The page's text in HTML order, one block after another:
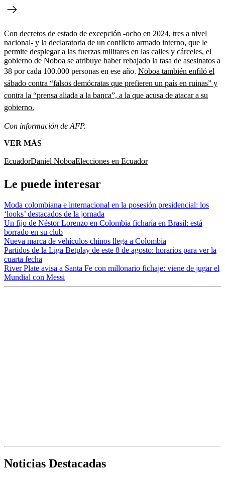
Con decretos de estado de excepción -ocho en 2024, tres a nivel
nacional- y la declaratoria de un conflicto armado interno, que le
permite desplegar a las fuerzas militares en las calles y cárceles, el
gobierno de Noboa se atribuye haber rebajado la tasa de asesinatos a
38 por cada 100.000 personas en ese año. Noboa también enfiló el
sábado contra “falsos demócratas que prefieren un país en ruinas” y
contra la “prensa aliada a la banca”, a la que acusa de atacar a su
gobierno.
Con información de AFP.
VER MÁS
EcuadorDaniel NoboaElecciones en Ecuador
Le puede interesar
Moda colombiana e internacional en la posesión presidencial: los
‘looks’ destacados de la jornada
Un fijo de Néstor Lorenzo en Colombia ficharía en Brasil: está
borrado en su club
Nueva marca de vehículos chinos llega a Colombia
Partidos de la Liga Betplay de este 8 de agosto: horarios para ver la
cuarta fecha
River Plate avisa a Santa Fe con millonario fichaje: viene de jugar el
Mundial con Messi
Noticias Destacadas